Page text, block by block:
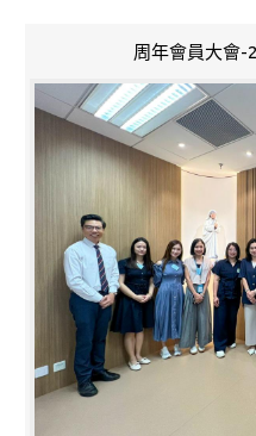
周年會員大會-